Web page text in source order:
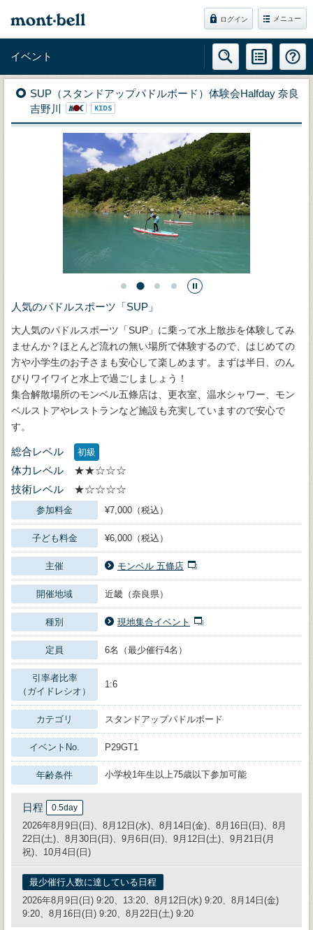
ログイン メニュー
イベント
SUP（スタンドアップパドルボード）体験会Halfday 奈良
吉野川
人気のパドルスポーツ「SUP」
大人気のパドルスポーツ「SUP」に乗って水上散歩を体験してみ
ませんか？ほとんど流れの無い場所で体験するので、はじめての
方や小学生のお子さまも安心して楽しめます。まずは半日、のん
びりワイワイと水上で過ごしましょう！
集合解散場所のモンベル五條店は、更衣室、温水シャワー、モン
ベルストアやレストランなど施設も充実していますので安心で
す。
総合レベル 初級
体力レベル
★★☆☆☆
技術レベル
★☆☆☆☆
参加料金 ¥7,000（税込）
子ども料金 ¥6,000（税込）
主催 モンベル 五條店
開催地域 近畿（奈良県）
種別 現地集合イベント
定員 6名（最少催行4名）
引率者比率
（ガイドレシオ）
1:6
カテゴリ スタンドアップパドルボード
イベントNo. P29GT1
年齢条件 小学校1年生以上75歳以下参加可能
日程 0.5day
2026年8月9日(日)、8月12日(水)、8月14日(金)、8月16日(日)、8月
22日(土)、8月30日(日)、9月6日(日)、9月12日(土)、9月21日(月
祝)、10月4日(日)
最少催行人数に達している日程
2026年8月9日(日) 9:20、13:20、8月12日(水) 9:20、8月14日(金)
9:20、8月16日(日) 9:20、8月22日(土) 9:20